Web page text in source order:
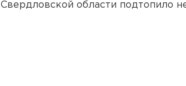
Свердловской области подтопило